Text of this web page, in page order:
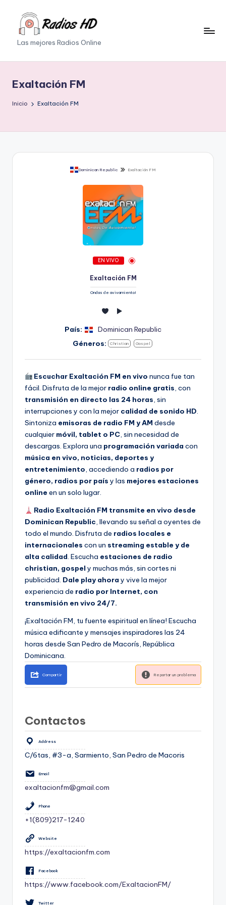
Saltar
contenidoLas mejores Radios Online
Exaltación FM
Inicio Exaltación FM
Dominican Republic Exaltación FM
EN VIVO
Exaltación FM
Ondas de avivamiento!
País:
Dominican Republic
Géneros:
Christian Gospel
Escuchar Exaltación FM en vivo nunca fue tan
fácil. Disfruta de la mejor radio online gratis, con
transmisión en directo las 24 horas, sin
interrupciones y con la mejor calidad de sonido HD.
Sintoniza emisoras de radio FM y AM desde
cualquier móvil, tablet o PC, sin necesidad de
descargas. Explora una programación variada con
música en vivo, noticias, deportes y
entretenimiento, accediendo a radios por
género, radios por país y las mejores estaciones
online en un solo lugar.
Radio Exaltación FM transmite en vivo desde
Dominican Republic, llevando su señal a oyentes de
todo el mundo. Disfruta de radios locales e
internacionales con un streaming estable y de
alta calidad. Escucha estaciones de radio
christian, gospel y muchas más, sin cortes ni
publicidad. Dale play ahora y vive la mejor
experiencia de radio por Internet, con
transmisión en vivo 24/7.
¡Exaltación FM, tu fuente espiritual en línea! Escucha
música edificante y mensajes inspiradores las 24
horas desde San Pedro de Macorís, República
Dominicana.
Compartir Reportar un problema
Contactos
Address
C/6tas, #3-a, Sarmiento, San Pedro de Macoris
Email
exaltacionfm@gmail.com
Phone
+1(809)217-1240
Website
https://exaltacionfm.com
Facebook
https://www.facebook.com/ExaltacionFM/
Twitter